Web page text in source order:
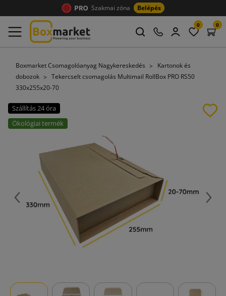
Szakmai zóna Belépés
0 0
Boxmarket Csomagolóanyag Nagykereskedés
Kartonok és
dobozok
Tekercselt csomagolás Multimail RollBox PRO RS50
330x255x20-70
Szállítás 24 óra
Ökológiai termék
Előző